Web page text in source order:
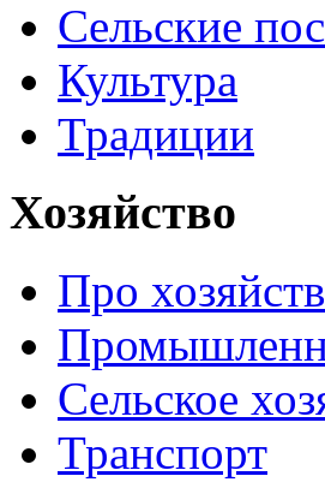
Сельские
Культура
Традиции
Хозяйство
Про
Сельское
Транспорт